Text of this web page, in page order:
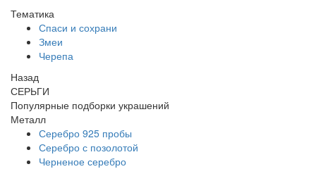
Тематика
Спаси и сохрани
Змеи
Черепа
Назад
СЕРЬГИ
Популярные подборки украшений
Металл
Серебро 925 пробы
Серебро с позолотой
Черненое серебро